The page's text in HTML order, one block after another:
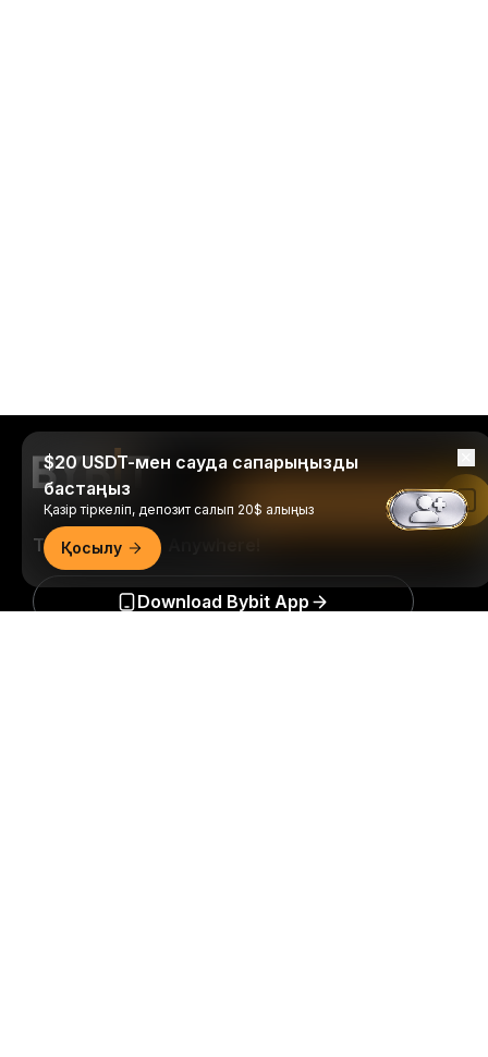
Trade Anytime, Anywhere!
Download Bybit App
$20 USDT-мен сауда сапарыңызды
бастаңыз
Қазір тіркеліп, депозит салып 20$ алыңыз
Қосылу
Bybit қолданбасында оқу